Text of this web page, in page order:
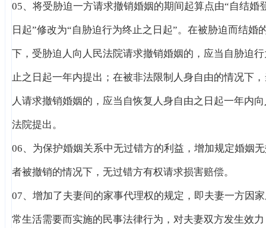
05、将受胁迫一方请求撤销婚姻的期间起算点由“自结婚
日起”修改为“自胁迫行为终止之日起”。在被胁迫而结婚
下，受胁迫人向人民法院请求撤销婚姻的，应当自胁迫
止之日起一年内提出；在被非法限制人身自由的情况下
人请求撤销婚姻的，应当自恢复人身自由之日起一年内
法院提出。
06、为保护婚姻关系中无过错方的利益，增加规定婚姻
者被撤销的情况下，无过错方有权请求损害赔偿。
07、增加了夫妻间的家事代理权的规定，即夫妻一方因
常生活需要而实施的民事法律行为，对夫妻双方发生效